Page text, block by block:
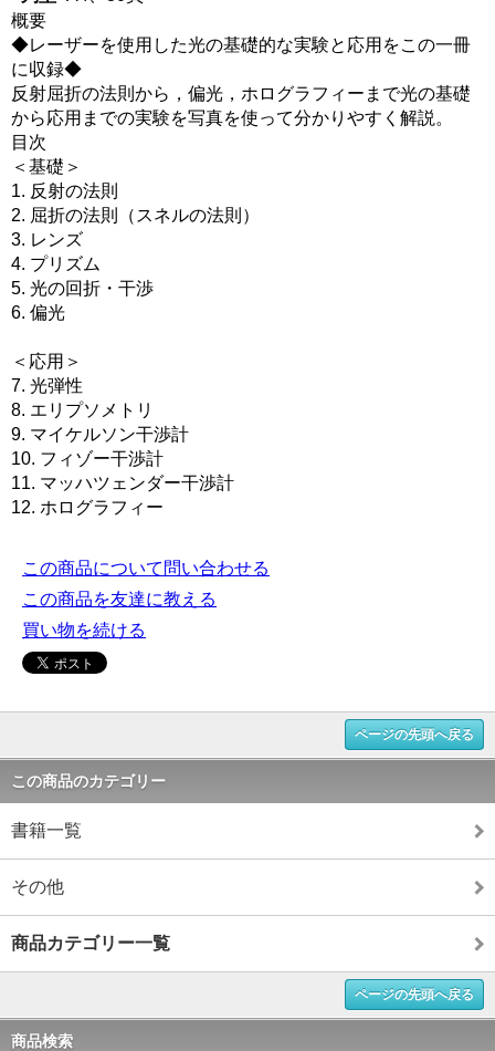
概要
◆レーザーを使用した光の基礎的な実験と応用をこの一冊
に収録◆
反射屈折の法則から，偏光，ホログラフィーまで光の基礎
から応用までの実験を写真を使って分かりやすく解説。
目次
＜基礎＞
1. 反射の法則
2. 屈折の法則（スネルの法則）
3. レンズ
4. プリズム
5. 光の回折・干渉
6. 偏光
＜応用＞
7. 光弾性
8. エリプソメトリ
9. マイケルソン干渉計
10. フィゾー干渉計
11. マッハツェンダー干渉計
12. ホログラフィー
この商品について問い合わせる
この商品を友達に教える
買い物を続ける
ページの先頭へ戻る
この商品のカテゴリー
書籍一覧
その他
商品カテゴリー一覧
ページの先頭へ戻る
商品検索